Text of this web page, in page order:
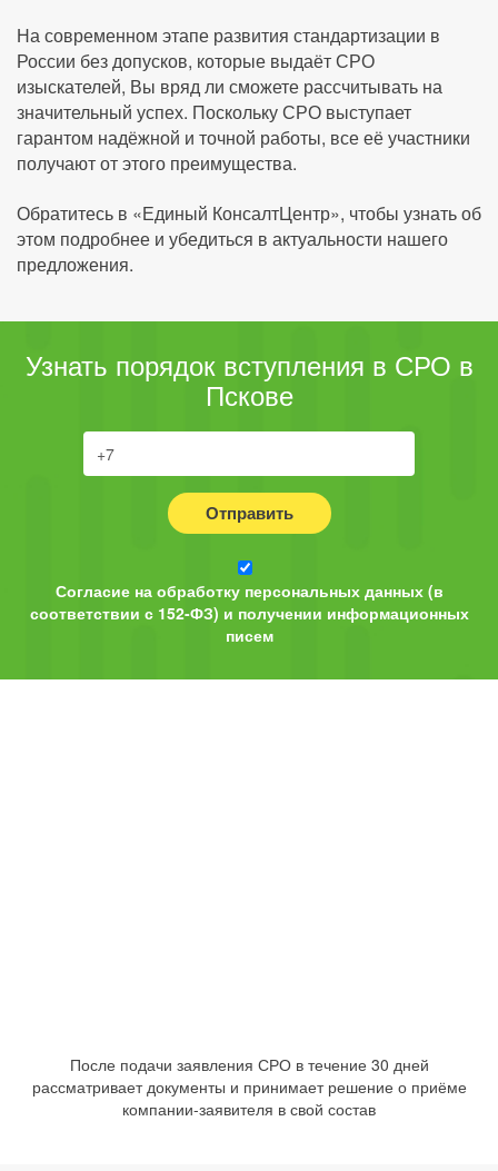
На современном этапе развития стандартизации в
России без допусков, которые выдаёт СРО
изыскателей, Вы вряд ли сможете рассчитывать на
значительный успех. Поскольку СРО выступает
гарантом надёжной и точной работы, все её участники
получают от этого преимущества.
Обратитесь в «Единый КонсалтЦентр», чтобы узнать об
этом подробнее и убедиться в актуальности нашего
предложения.
Узнать порядок вступления в СРО в
Пскове
Отправить
Согласие на обработку персональных данных (в
соответствии с 152-ФЗ) и получении информационных
писем
После подачи заявления СРО в течение 30 дней
рассматривает документы и принимает решение о приёме
компании-заявителя в свой состав